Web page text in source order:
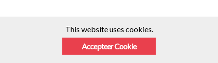
This website uses cookies.
Accepteer Cookie